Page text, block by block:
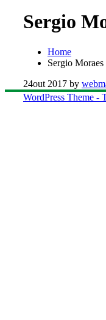
Sergio
Home
Sergio Moraes
24out 2017 by
WordPress Theme -